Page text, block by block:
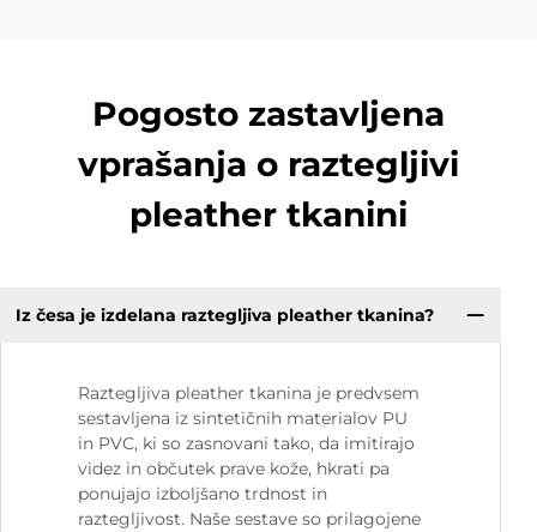
Pogosto zastavljena
vprašanja o raztegljivi
pleather tkanini
Iz česa je izdelana raztegljiva pleather tkanina?
Raztegljiva pleather tkanina je predvsem
sestavljena iz sintetičnih materialov PU
in PVC, ki so zasnovani tako, da imitirajo
videz in občutek prave kože, hkrati pa
ponujajo izboljšano trdnost in
raztegljivost. Naše sestave so prilagojene